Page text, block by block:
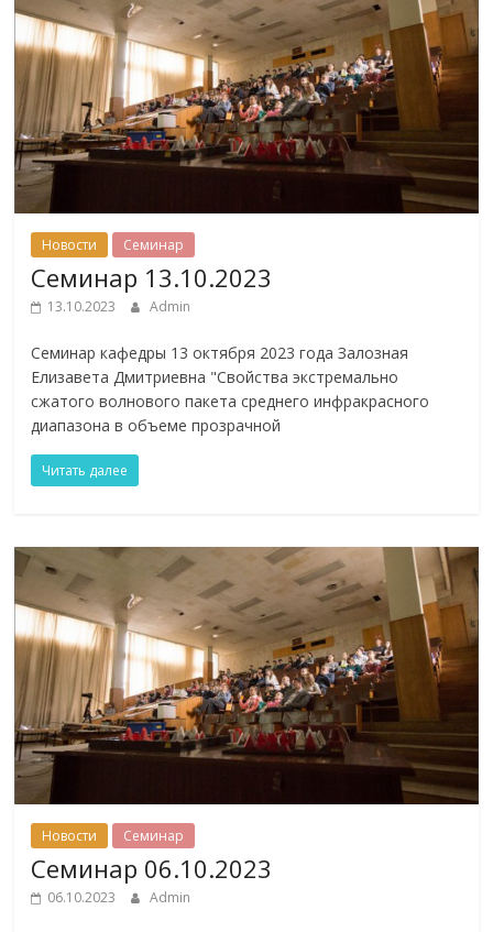
Новости Семинар
Семинар 13.10.2023
13.10.2023 Admin
Семинар кафедры 13 октября 2023 года Залозная
Елизавета Дмитриевна "Свойства экстремально
сжатого волнового пакета среднего инфракрасного
диапазона в объеме прозрачной
Читать далее
Новости Семинар
Семинар 06.10.2023
06.10.2023 Admin